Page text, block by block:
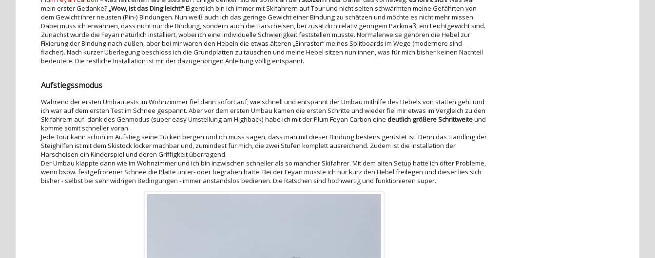
mein erster Gedanke? „Wow, ist das Ding leicht!“Eigentlich bin ich immer mit Skifahrern auf Tour und nicht selten schwärmten meine Gefährten von
dem Gewicht ihrer neusten (Pin-) Bindungen. Nun weiß auch ich das geringe Gewicht einer Bindung zu schätzen und möchte es nicht mehr missen.
Dabei muss ich erwähnen, dass nicht nur die Bindung, sondern auch die Harscheisen, bei zusätzlich relativ geringem Packmaß, ein Leichtgewicht sind.
Zunächst wurde die Feyan natürlich installiert, wobei ich eine individuelle Schwierigkeit feststellen musste. Normalerweise gehören die Hebel zur
Fixierung der Bindung nach außen, aber bei mir waren den Hebeln die etwas älteren „Einraster“ meines Splitboards im Wege (modernere sind
flacher). Nach kurzer Überlegung beschloss ich die Grundplatten zu tauschen und meine Hebel sitzen nun innen, was für mich bisher keinen Nachteil
bedeutete. Die restliche Installation ist mit der dazugehörigen Anleitung völlig entspannt.
Aufstiegssmodus
Während der ersten Umbautests im Wohnzimmer fiel dann sofort auf, wie schnell und entspannt der Umbau mithilfe des Hebels von statten geht und
ich war auf dem ersten Test im Schnee gespannt. Aber vor dem ersten Umbau kamen die ersten Schritte und wieder fiel mir etwas im Vergleich zu den
Skifahrern auf: dank des Gehmodus (super easy Umstellung am Highback) habe ich mit der Plum Feyan Carbon eine deutlich größere Schrittweiteund
komme somit schneller voran.
Jede Tour kann schon im Aufstieg seine Tücken bergen und ich muss sagen, dass man mit dieser Bindung bestens gerüstet ist. Denn das Handling der
Steighilfen ist mit dem Skistock locker machbar und, zumindest für mich, die zwei Stufen komplett ausreichend. Zudem ist die Installation der
Harscheisen ein Kinderspiel und deren Griffigkeit überragend.
Der Umbau klappte dann wie im Wohnzimmer und ich bin inzwischen schneller als so mancher Skifahrer. Mit dem alten Setup hatte ich öfter Probleme,
wenn bspw. festgefrorener Schnee die Platte unter- oder begraben hatte. Bei der Feyan musste ich nur kurz den Hebel freilegen und dieser lies sich
bisher - selbst bei sehr widrigen Bedingungen - immer anstandslos bedienen. Die Ratschen sind hochwertig und funktionieren super.